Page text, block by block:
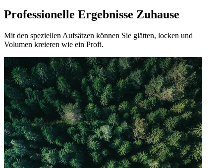
Professionelle Ergebnisse Zuhause
Mit den speziellen Aufsätzen können Sie glätten, locken und
Volumen kreieren wie ein Profi.